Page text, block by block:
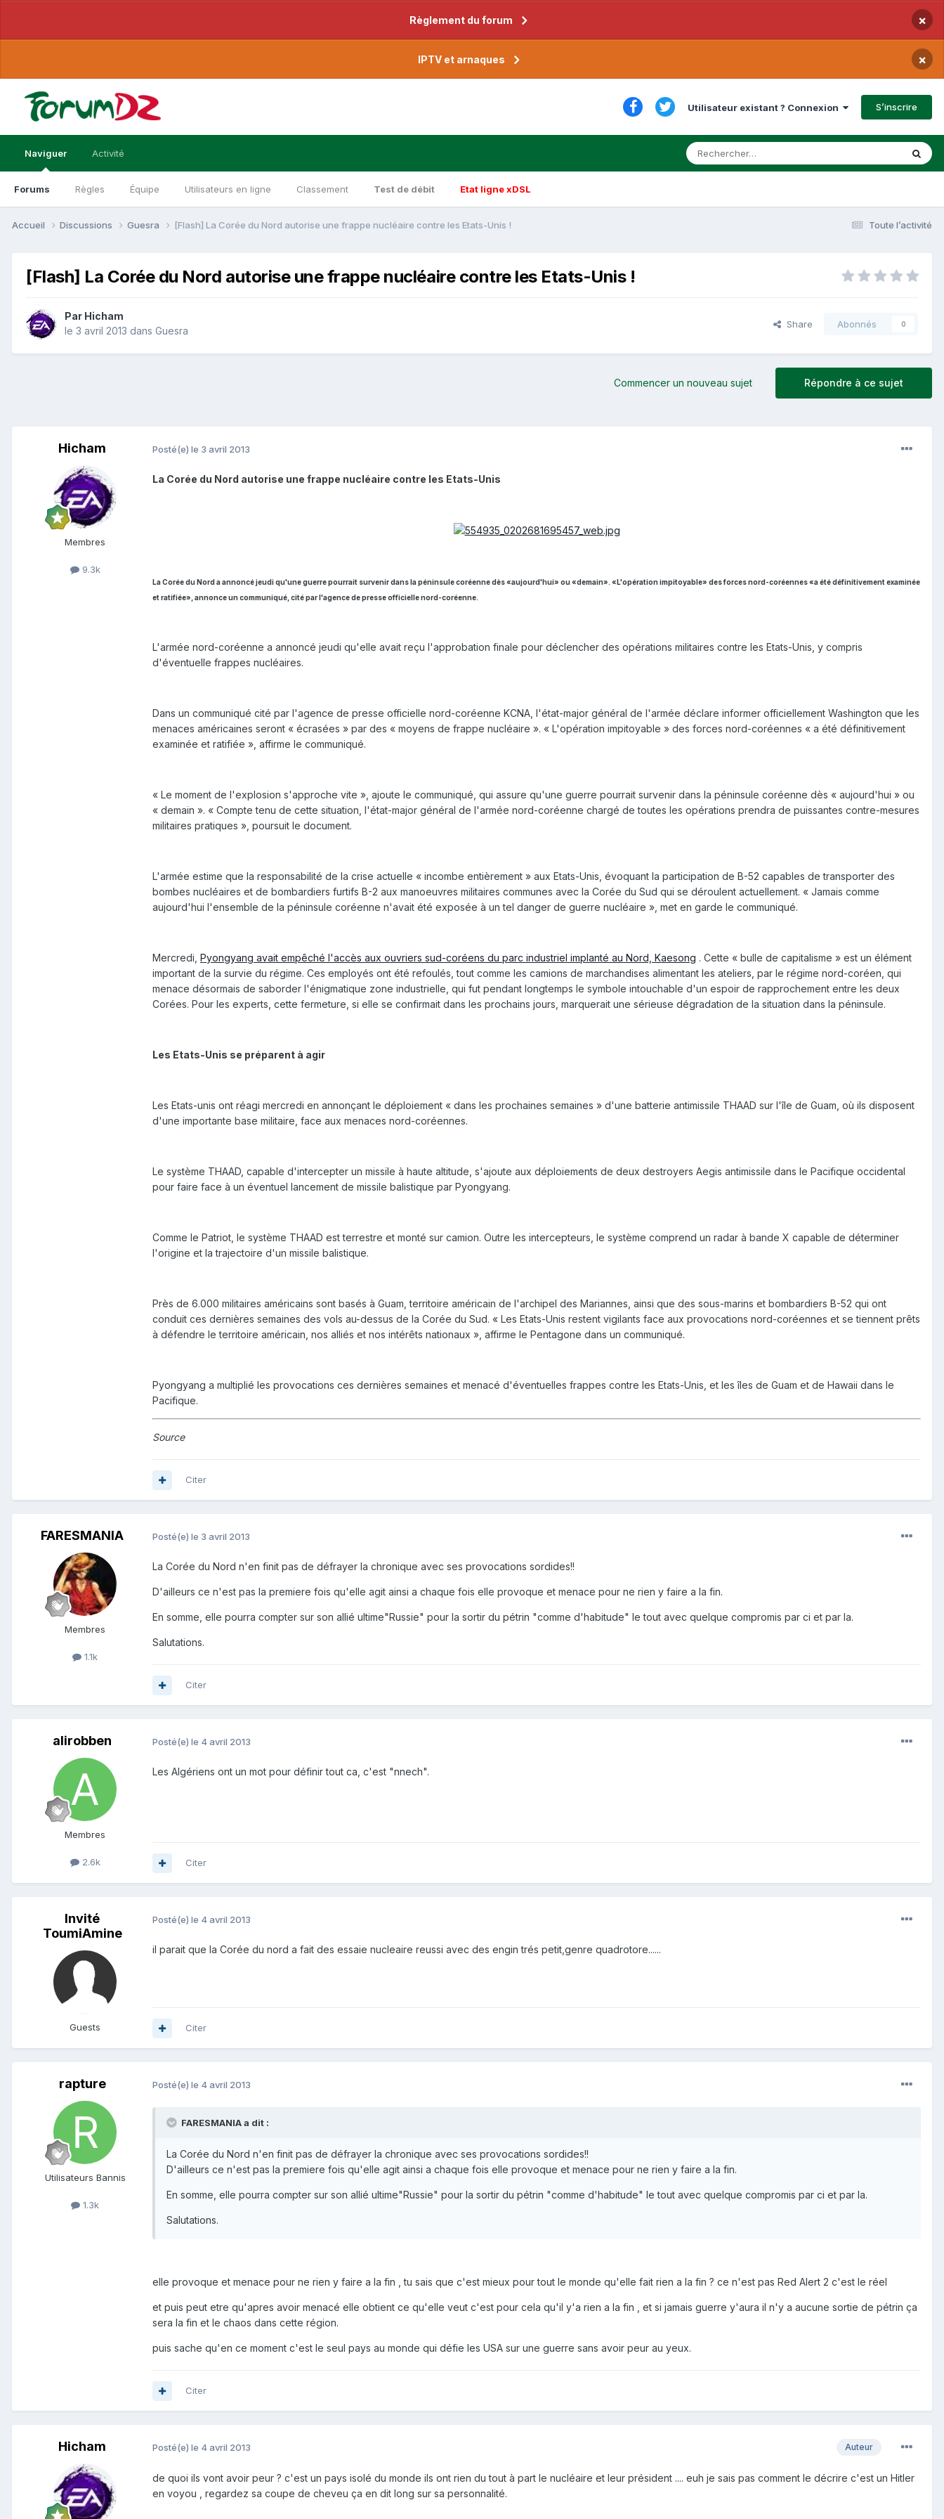
Règlement du forum ×
IPTV et arnaques ×
Utilisateur existant ? Connexion S’inscrire
Naviguer
Forums Règles Équipe Utilisateurs en ligne Classement Test de débit Etat ligne xDSL
Activité
Toute l’activité
Accueil Discussions Guesra [Flash] La Corée du Nord autorise une frappe nucléaire contre les Etats-Unis !
[Flash] La Corée du Nord autorise une frappe nucléaire contre les Etats-Unis !
Par Hicham
le 3 avril 2013 dans Guesra
Share Abonnés 0
Répondre à ce sujet
Commencer un nouveau sujet
Hicham
Membres
9.3k
Posté(e) le 3 avril 2013
La Corée du Nord autorise une frappe nucléaire contre les Etats-Unis
La Corée du Nord a annoncé jeudi qu'une guerre pourrait survenir dans la péninsule coréenne dès «aujourd'hui» ou «demain». «L'opération impitoyable» des forces nord-coréennes «a été définitivement examinée
et ratifiée», annonce un communiqué, cité par l'agence de presse officielle nord-coréenne.
L'armée nord-coréenne a annoncé jeudi qu'elle avait reçu l'approbation finale pour déclencher des opérations militaires contre les Etats-Unis, y compris
d'éventuelle frappes nucléaires.
Dans un communiqué cité par l'agence de presse officielle nord-coréenne KCNA, l'état-major général de l'armée déclare informer officiellement Washington que les
menaces américaines seront « écrasées » par des « moyens de frappe nucléaire ». « L'opération impitoyable » des forces nord-coréennes « a été définitivement
examinée et ratifiée », affirme le communiqué.
« Le moment de l'explosion s'approche vite », ajoute le communiqué, qui assure qu'une guerre pourrait survenir dans la péninsule coréenne dès « aujourd'hui » ou
« demain ». « Compte tenu de cette situation, l'état-major général de l'armée nord-coréenne chargé de toutes les opérations prendra de puissantes contre-mesures
militaires pratiques », poursuit le document.
L'armée estime que la responsabilité de la crise actuelle « incombe entièrement » aux Etats-Unis, évoquant la participation de B-52 capables de transporter des
bombes nucléaires et de bombardiers furtifs B-2 aux manoeuvres militaires communes avec la Corée du Sud qui se déroulent actuellement. « Jamais comme
aujourd'hui l'ensemble de la péninsule coréenne n'avait été exposée à un tel danger de guerre nucléaire », met en garde le communiqué.
Mercredi, Pyongyang avait empêché l'accès aux ouvriers sud-coréens du parc industriel implanté au Nord, Kaesong . Cette « bulle de capitalisme » est un élément
important de la survie du régime. Ces employés ont été refoulés, tout comme les camions de marchandises alimentant les ateliers, par le régime nord-coréen, qui
menace désormais de saborder l'énigmatique zone industrielle, qui fut pendant longtemps le symbole intouchable d'un espoir de rapprochement entre les deux
Corées. Pour les experts, cette fermeture, si elle se confirmait dans les prochains jours, marquerait une sérieuse dégradation de la situation dans la péninsule.
Les Etats-Unis se préparent à agir
Les Etats-unis ont réagi mercredi en annonçant le déploiement « dans les prochaines semaines » d'une batterie antimissile THAAD sur l'île de Guam, où ils disposent
d'une importante base militaire, face aux menaces nord-coréennes.
Le système THAAD, capable d'intercepter un missile à haute altitude, s'ajoute aux déploiements de deux destroyers Aegis antimissile dans le Pacifique occidental
pour faire face à un éventuel lancement de missile balistique par Pyongyang.
Comme le Patriot, le système THAAD est terrestre et monté sur camion. Outre les intercepteurs, le système comprend un radar à bande X capable de déterminer
l'origine et la trajectoire d'un missile balistique.
Près de 6.000 militaires américains sont basés à Guam, territoire américain de l'archipel des Mariannes, ainsi que des sous-marins et bombardiers B-52 qui ont
conduit ces dernières semaines des vols au-dessus de la Corée du Sud. « Les Etats-Unis restent vigilants face aux provocations nord-coréennes et se tiennent prêts
à défendre le territoire américain, nos alliés et nos intérêts nationaux », affirme le Pentagone dans un communiqué.
Pyongyang a multiplié les provocations ces dernières semaines et menacé d'éventuelles frappes contre les Etats-Unis, et les îles de Guam et de Hawaii dans le
Pacifique.
Source
Citer
FARESMANIA
Membres
1.1k
Posté(e) le 3 avril 2013
La Corée du Nord n'en finit pas de défrayer la chronique avec ses provocations sordides!!
D'ailleurs ce n'est pas la premiere fois qu'elle agit ainsi a chaque fois elle provoque et menace pour ne rien y faire a la fin.
En somme, elle pourra compter sur son allié ultime"Russie" pour la sortir du pétrin "comme d'habitude" le tout avec quelque compromis par ci et par la.
Salutations.
Citer
alirobben
Membres
2.6k
Posté(e) le 4 avril 2013
Les Algériens ont un mot pour définir tout ca, c'est "nnech".
Citer
Invité
ToumiAmine
Guests
Posté(e) le 4 avril 2013
il parait que la Corée du nord a fait des essaie nucleaire reussi avec des engin trés petit,genre quadrotore......
Citer
rapture
Utilisateurs Bannis
1.3k
Posté(e) le 4 avril 2013
FARESMANIA a dit :
La Corée du Nord n'en finit pas de défrayer la chronique avec ses provocations sordides!!
D'ailleurs ce n'est pas la premiere fois qu'elle agit ainsi a chaque fois elle provoque et menace pour ne rien y faire a la fin.
En somme, elle pourra compter sur son allié ultime"Russie" pour la sortir du pétrin "comme d'habitude" le tout avec quelque compromis par ci et par la.
Salutations.
elle provoque et menace pour ne rien y faire a la fin , tu sais que c'est mieux pour tout le monde qu'elle fait rien a la fin ? ce n'est pas Red Alert 2 c'est le réel
et puis peut etre qu'apres avoir menacé elle obtient ce qu'elle veut c'est pour cela qu'il y'a rien a la fin , et si jamais guerre y'aura il n'y a aucune sortie de pétrin ça
sera la fin et le chaos dans cette région.
puis sache qu'en ce moment c'est le seul pays au monde qui défie les USA sur une guerre sans avoir peur au yeux.
Citer
Hicham Auteur
Posté(e) le 4 avril 2013
de quoi ils vont avoir peur ? c'est un pays isolé du monde ils ont rien du tout à part le nucléaire et leur président .... euh je sais pas comment le décrire c'est un Hitler
en voyou , regardez sa coupe de cheveu ça en dit long sur sa personnalité.